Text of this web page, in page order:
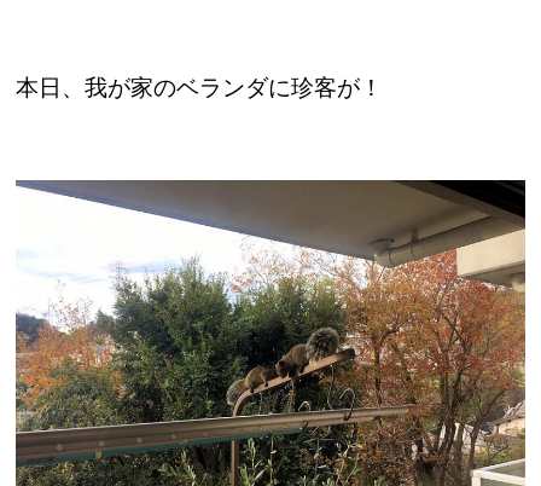
本日、我が家のベランダに珍客が！